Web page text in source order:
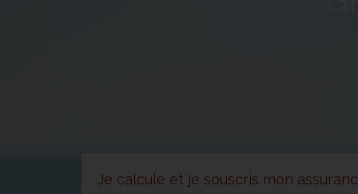
Je calcule et je souscris mon